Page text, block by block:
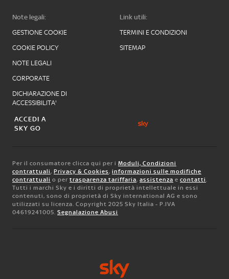
Note legali:
GESTIONE COOKIE
COOKIE POLICY
NOTE LEGALI
CORPORATE
DICHIARAZIONE DI
ACCESSIBILITA'
Link utili:
TERMINI E CONDIZIONI
SITEMAP
ACCEDI A
SKY GO
Per il consumatore clicca qui per i Moduli, Condizioni
contrattuali, Privacy & Cookies, informazioni sulle modifiche
contrattuali o per trasparenza tariffaria, assistenza e contatti.
Tutti i marchi Sky e i diritti di proprietà intellettuale in essi
contenuti, sono di proprietà di Sky international AG e sono
utilizzati su licenza. Copyright 2025 Sky Italia - P.IVA
04619241005. Segnalazione Abusi